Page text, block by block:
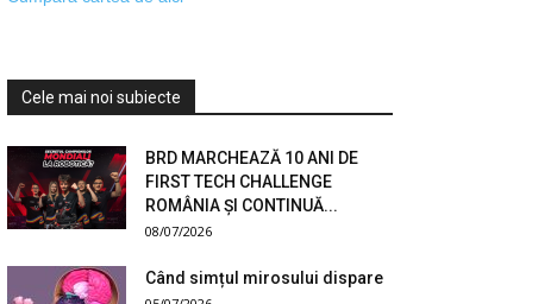
Cele mai noi subiecte
BRD MARCHEAZĂ 10 ANI DE
FIRST TECH CHALLENGE
ROMÂNIA ȘI CONTINUĂ...
08/07/2026
Când simțul mirosului dispare